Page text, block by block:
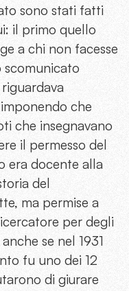
sono stati fatti
il primo quello
a chi non facesse
scomunicato
che
che insegnavano
il permesso del
era docente alla
del
ma permise a
per degli
se nel 1931
fu uno dei 12
di giurare